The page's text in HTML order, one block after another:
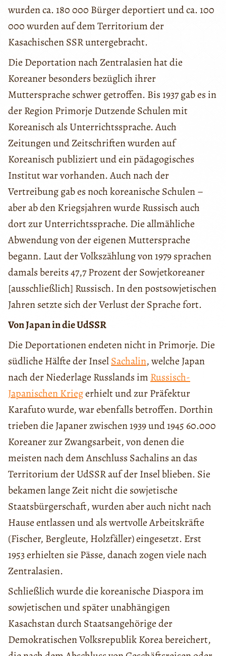
wurden ca. 180 000 Bürger deportiert und ca. 100
000 wurden auf dem Territorium der
Kasachischen SSR untergebracht.
Die Deportation nach Zentralasien hat die
Koreaner besonders bezüglich ihrer
Muttersprache schwer getroffen. Bis 1937 gab es in
der Region Primorje Dutzende Schulen mit
Koreanisch als Unterrichtssprache. Auch
Zeitungen und Zeitschriften wurden auf
Koreanisch publiziert und ein pädagogisches
Institut war vorhanden. Auch nach der
Vertreibung gab es noch koreanische Schulen –
aber ab den Kriegsjahren wurde Russisch auch
dort zur Unterrichtssprache. Die allmähliche
Abwendung von der eigenen Muttersprache
begann. Laut der Volkszählung von 1979 sprachen
damals bereits 47,7 Prozent der Sowjetkoreaner
[ausschließlich] Russisch. In den postsowjetischen
Jahren setzte sich der Verlust der Sprache fort.
Von Japan in die UdSSR
Die Deportationen endeten nicht in Primorje. Die
südliche Hälfte der InselSachalin, welche Japan
nach der Niederlage Russlands im Russisch-
Japanischen Kriegerhielt und zur Präfektur
Karafuto wurde, war ebenfalls betroffen. Dorthin
trieben die Japaner zwischen 1939 und 1945 60.000
Koreaner zur Zwangsarbeit, von denen die
meisten nach dem Anschluss Sachalins an das
Territorium der UdSSR auf der Insel blieben. Sie
bekamen lange Zeit nicht die sowjetische
Staatsbürgerschaft, wurden aber auch nicht nach
Hause entlassen und als wertvolle Arbeitskräfte
(Fischer, Bergleute, Holzfäller) eingesetzt. Erst
1953 erhielten sie Pässe, danach zogen viele nach
Zentralasien.
Schließlich wurde die koreanische Diaspora im
sowjetischen und später unabhängigen
Kasachstan durch Staatsangehörige der
Demokratischen Volksrepublik Korea bereichert,